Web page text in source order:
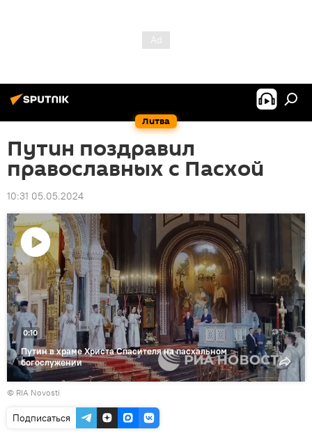
Литва
Путин поздравил
православных с Пасхой
10:31 05.05.2024
Воспроизвести
видео
Путин в храме Христа Спасителя на пасхальном
богослужении
0:10
© RIA Novosti
Подписаться